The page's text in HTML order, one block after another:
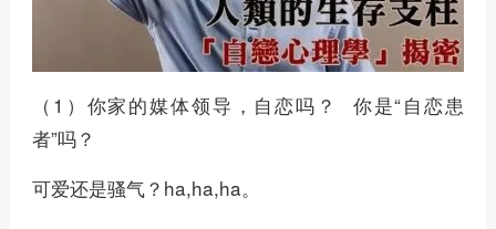
（1）你家的媒体领导，自恋吗？ 你是“自恋患
者”吗？
可爱还是骚气？ha,ha,ha。